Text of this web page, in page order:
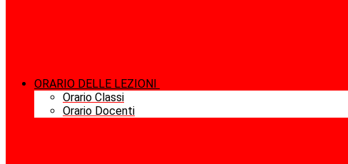
ORARIO DELLE LEZIONI
Orario Classi
Orario Docenti